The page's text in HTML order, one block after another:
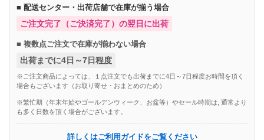
■ 配送センター・出荷店舗で在庫が揃う場合
ご注文完了（ご決済完了）の翌日に出荷
■ 複数点ご注文で在庫が揃わない場合
出荷までに4日～7日程度
※ご注文商品によっては、１点注文でも出荷までに4日～7日程度お時間を頂く
場合もございます（お取り寄せ・おまとめのため）
※繁忙期（年末年始やゴールデンウィーク、お盆等）やセール時期は, 通常より
も多く日数を頂く場合がございます。
詳しくはご利用ガイドをご覧ください